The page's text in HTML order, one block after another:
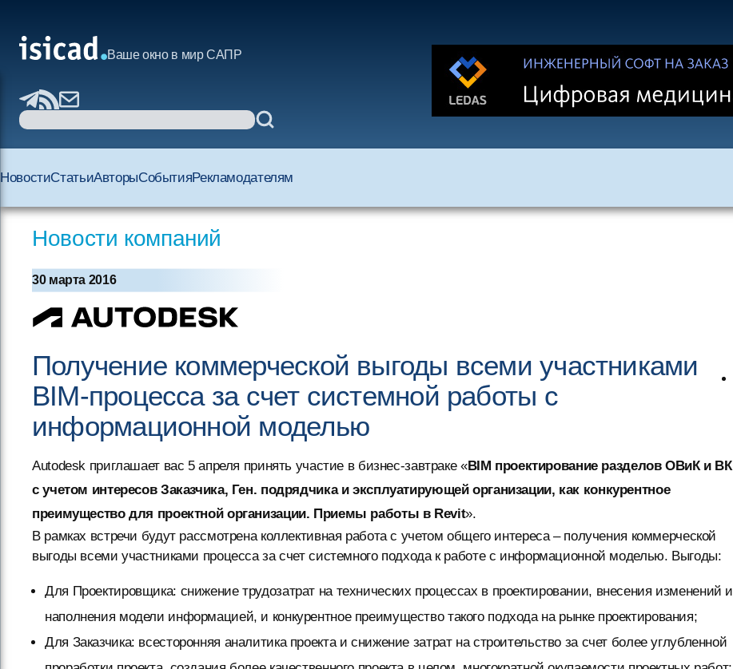
Ваше окно в мир САПР
НовостиСтатьиАвторыСобытияРекламодателям
Новости компаний
30 марта 2016
Получение коммерческой выгоды всеми участниками
BIM-процесса за счет системной работы с
информационной моделью
Autodesk приглашает вас 5 апреля принять участие в бизнес-завтраке «BIM проектирование разделов ОВиК и ВК
с учетом интересов Заказчика, Ген. подрядчика и эксплуатирующей организации, как конкурентное
преимущество для проектной организации. Приемы работы в Revit».
В рамках встречи будут рассмотрена коллективная работа с учетом общего интереса – получения коммерческой
выгоды всеми участниками процесса за счет системного подхода к работе с информационной моделью. Выгоды:
Для Проектировщика: снижение трудозатрат на технических процессах в проектировании, внесения изменений и
наполнения модели информацией, и конкурентное преимущество такого подхода на рынке проектирования;
Для Заказчика: всесторонняя аналитика проекта и снижение затрат на строительство за счет более углубленной